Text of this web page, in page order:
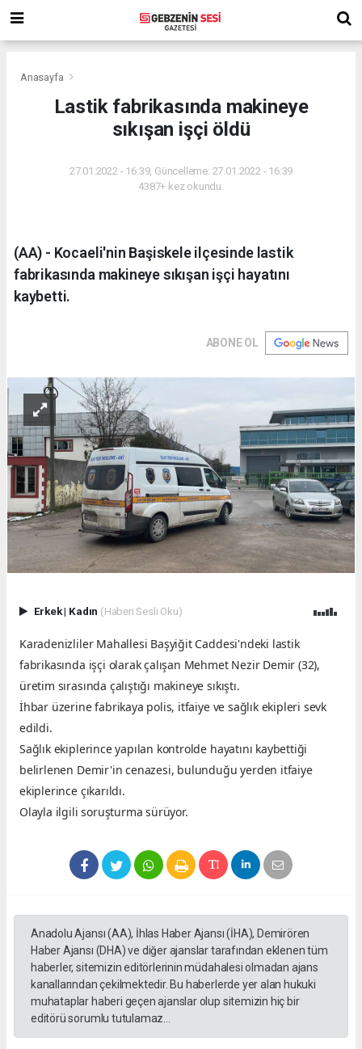
Anasayfa
Lastik fabrikasında makineye
sıkışan işçi öldü
27.01.2022 - 16:39, Güncelleme: 27.01.2022 - 16:39
4387+ kez okundu.
(AA) - Kocaeli'nin Başiskele ilçesinde lastik
fabrikasında makineye sıkışan işçi hayatını
kaybetti.
ABONE OL
Erkek| Kadın (Haberi Sesli Oku)
Karadenizliler Mahallesi Başyiğit Caddesi'ndeki lastik
fabrikasında işçi olarak çalışan Mehmet Nezir Demir (32),
üretim sırasında çalıştığı makineye sıkıştı.
İhbar üzerine fabrikaya polis, itfaiye ve sağlık ekipleri sevk
edildi.
Sağlık ekiplerince yapılan kontrolde hayatını kaybettiği
belirlenen Demir'in cenazesi, bulunduğu yerden itfaiye
ekiplerince çıkarıldı.
Olayla ilgili soruşturma sürüyor.
Anadolu Ajansı (AA), İhlas Haber Ajansı (İHA), Demirören
Haber Ajansı (DHA) ve diğer ajanslar tarafından eklenen tüm
haberler, sitemizin editörlerinin müdahalesi olmadan ajans
kanallarından çekilmektedir. Bu haberlerde yer alan hukuki
muhataplar haberi geçen ajanslar olup sitemizin hiç bir
editörü sorumlu tutulamaz...